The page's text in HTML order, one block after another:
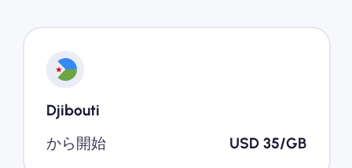
Djibouti
から開始
USD 35/GB